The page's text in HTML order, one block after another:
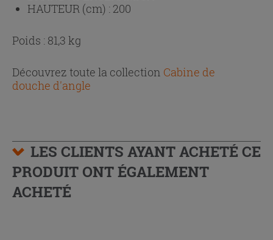
HAUTEUR (cm) : 200
Poids : 81,3 kg
Découvrez toute la collection Cabine de
douche d'angle
LES CLIENTS AYANT ACHETÉ CE
PRODUIT ONT ÉGALEMENT
ACHETÉ